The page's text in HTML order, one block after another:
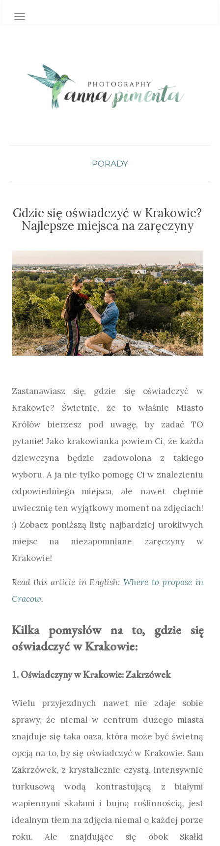
TOGGLE NAVIGATION
PORADY
Gdzie się oświadczyć w Krakowie?
Najlepsze miejsca na zaręczyny
Zastanawiasz się, gdzie się oświadczyć w
Krakowie? Świetnie, że to właśnie Miasto
Królów bierzesz pod uwagę, by zadać TO
pytanie! Jako krakowianka powiem Ci, że każda
dziewczyna będzie zadowolona z takiego
wyboru. A ja nie tylko pomogę Ci w znalezieniu
odpowiedniego miejsca, ale nawet chętnie
uwiecznię ten wyjątkowy moment na zdjęciach!
:) Zobacz poniższą listę najbardziej urokliwych
miejsc na niezapomniane zaręczyny w
Krakowie!
Read this article in English:Where to propose in
Cracow.
Kilka pomysłów na to, gdzie się
oświadczyć w Krakowie:
1. Oświadczyny w Krakowie: Zakrzówek
Wielu przyjezdnych nawet nie zdaje sobie
sprawy, że niemal w centrum dużego miasta
znajduje się taka oaza, która może być świetną
opcją na to, by się oświadczyć w Krakowie. Sam
Zakrzówek, z krystalicznie czystą, intensywnie
turkusową wodą kontrastującą z białymi
wapiennymi skałami i bujną roślinnością, jest
idealnym tłem na zdjęcia niemal o każdej porze
roku. Ale znajdujące się obok Skałki